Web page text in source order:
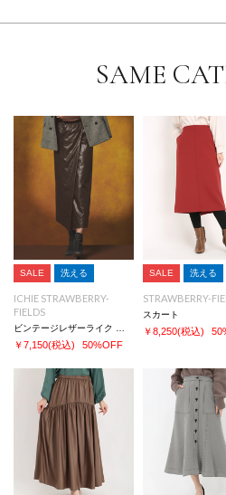
SAME
SALE 洗える
ICHIE STRAWBERRY-
FIELDS
￥7,150(税込) 50%OFF
SALE 洗える
STRAWBERRY-
スカート
￥8,250(税込)